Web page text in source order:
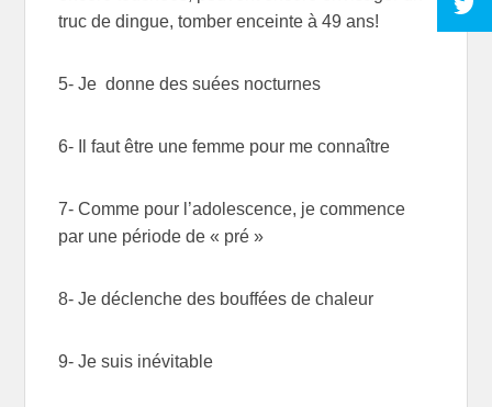
truc de dingue, tomber enceinte à 49 ans!
5- Je donne des suées nocturnes
6- Il faut être une femme pour me connaître
7- Comme pour l’adolescence, je commence
par une période de « pré »
8- Je déclenche des bouffées de chaleur
9- Je suis inévitable